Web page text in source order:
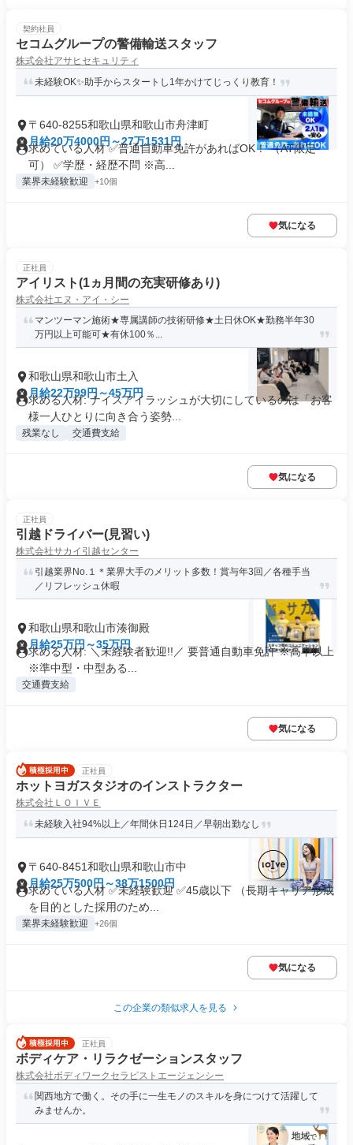
契約社員
セコムグループの警備輸送スタッフ
株式会社アサヒセキュリティ
未経験OK✨助手からスタートし1年かけてじっくり教育！
〒640-8255和歌山県和歌山市舟津町
月給20万4000円～27万1531円
求めている人材 ✅普通自動車免許があればOK！ （AT限定
可） ✅学歴・経歴不問 ※高...
業界未経験歓迎 +10個
気になる
正社員
アイリスト(1ヵ月間の充実研修あり)
株式会社エヌ・アイ・シー
マンツーマン施術★専属講師の技術研修★土日休OK★勤務半年30
万円以上可能可★有休100％...
和歌山県和歌山市土入
月給22万99円～45万円
求める人材: ナイスアイラッシュが大切にしているのは「お客
様一人ひとりに向き合う姿勢...
残業なし 交通費支給
気になる
正社員
引越ドライバー(見習い)
株式会社サカイ引越センター
引越業界No.１＊業界大手のメリット多数！賞与年3回／各種手当
／リフレッシュ休暇
和歌山県和歌山市湊御殿
月給25万円～35万円
求める人材: ＼未経験者歓迎!!／ 要普通自動車免許 ※高卒以上
※準中型・中型ある...
交通費支給
気になる
正社員
ホットヨガスタジオのインストラクター
株式会社ＬＯＩＶＥ
未経験入社94%以上／年間休日124日／早朝出勤なし
〒640-8451和歌山県和歌山市中
月給25万500円～38万1500円
求めている人材 ✅未経験歓迎 ✅45歳以下 （長期キャリア形成
を目的とした採用のため...
業界未経験歓迎 +26個
気になる
この企業の類似求人を見る
正社員
ボディケア・リラクゼーションスタッフ
株式会社ボディワークセラピストエージェンシー
関西地方で働く。その手に一生モノのスキルを身につけて活躍して
みませんか。